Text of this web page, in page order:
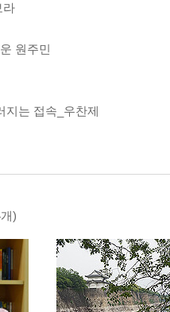
라
원주민
지는 접속_우찬제
)